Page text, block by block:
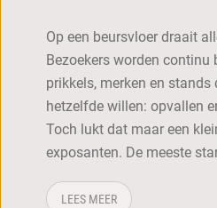
Op een beursvloer draait
Bezoekers worden continu
prikkels, merken en stands
hetzelfde willen: opvallen
Toch lukt dat maar een
exposanten. De meeste
LEES MEEROVER: DE